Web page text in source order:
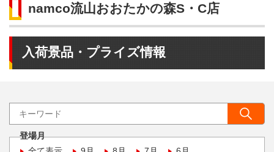
namco流山おおたかの森S・C店
入荷景品・プライズ情報
登場月